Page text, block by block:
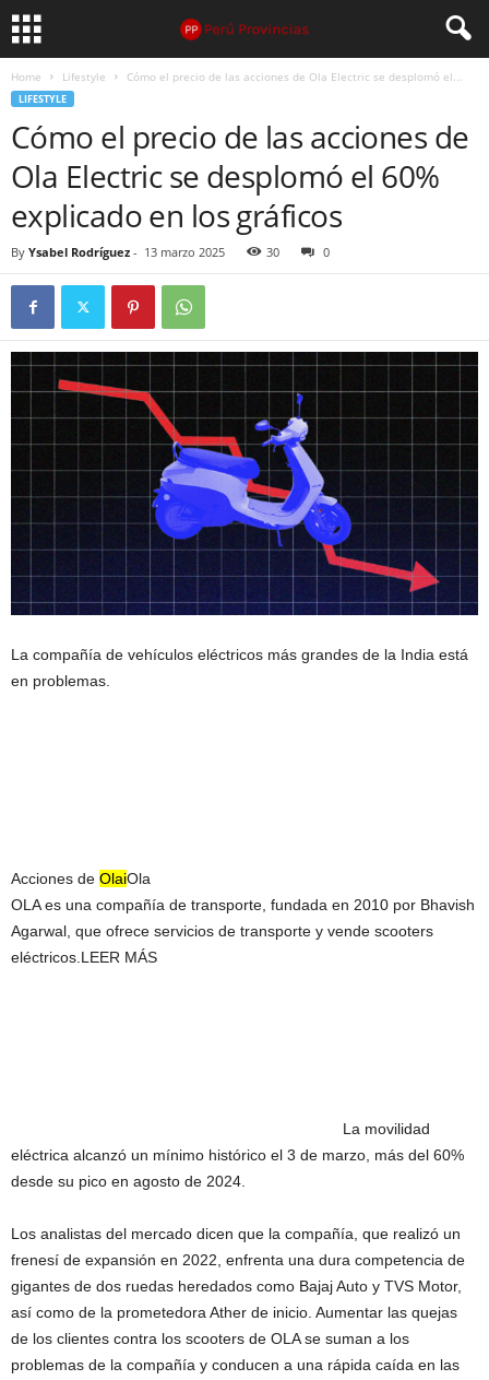
Home Lifestyle Cómo el precio de las acciones de Ola Electric se desplomó el...
LIFESTYLE
Cómo el precio de las acciones de
Ola Electric se desplomó el 60%
explicado en los gráficos
By Ysabel Rodríguez - 13 marzo 2025 30 0
La compañía de vehículos eléctricos más grandes de la India está
en problemas.
Acciones de OlaiOla
OLA es una compañía de transporte, fundada en 2010 por Bhavish
Agarwal, que ofrece servicios de transporte y vende scooters
eléctricos. LEER MÁS
La movilidad
eléctrica alcanzó un mínimo histórico el 3 de marzo, más del 60%
desde su pico en agosto de 2024.
Los analistas del mercado dicen que la compañía, que realizó un
frenesí de expansión en 2022, enfrenta una dura competencia de
gigantes de dos ruedas heredados como Bajaj Auto y TVS Motor,
así como de la prometedora Ather de inicio. Aumentar las quejas
de los clientes contra los scooters de OLA se suman a los
problemas de la compañía y conducen a una rápida caída en las